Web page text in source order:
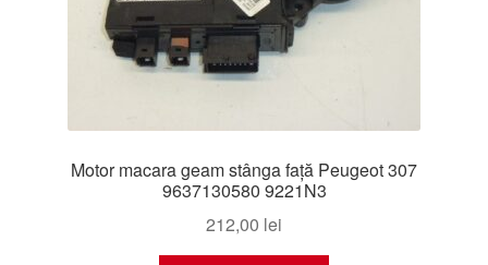
Motor macara geam stânga față Peugeot 307
9637130580 9221N3
212,00 lei